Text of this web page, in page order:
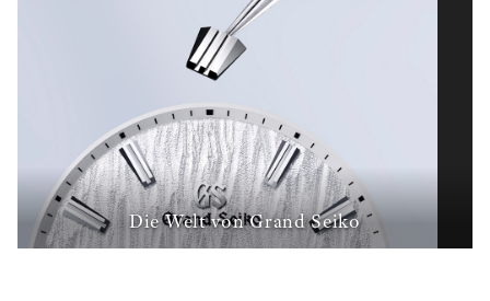
Die Welt von Grand Seiko